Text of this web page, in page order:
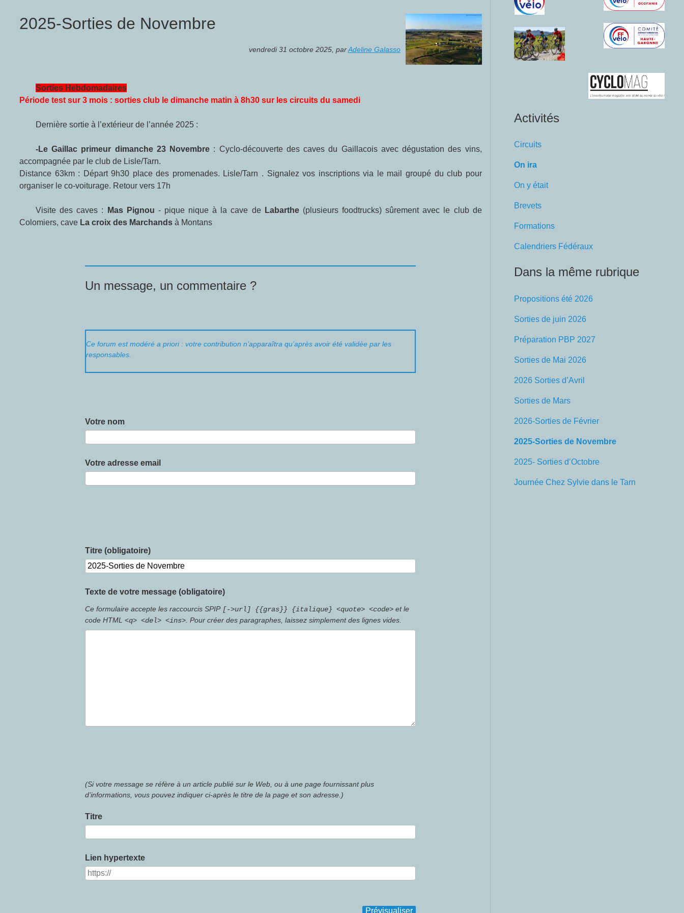
2025-Sorties de Novembre
vendredi 31 octobre 2025, parAdeline Galasso
Sorties Hebdomadaires
Période test sur 3 mois : sorties club le dimanche matin à 8h30 sur les circuits du samedi
Dernière sortie à l’extérieur de l’année 2025 :
-Le Gaillac primeur dimanche 23 Novembre : Cyclo-découverte des caves du Gaillacois avec dégustation des vins,
accompagnée par le club de Lisle/Tarn.
Distance 63km : Départ 9h30 place des promenades. Lisle/Tarn . Signalez vos inscriptions via le mail groupé du club pour
organiser le co-voiturage. Retour vers 17h
Visite des caves : Mas Pignou - pique nique à la cave de Labarthe(plusieurs foodtrucks) sûrement avec le club de
Colomiers, cave La croix des Marchands à Montans
Un message, un commentaire ?
Ce forum est modéré a priori : votre contribution n’apparaîtra qu’après avoir été validée par les
responsables.
Votre nom
Votre adresse email
Titre (obligatoire)
Texte de votre message (obligatoire)
Ce formulaire accepte les raccourcis SPIP [->url] {{gras}} {italique} <quote> <code> et le
code HTML<q> <del> <ins> . Pour créer des paragraphes, laissez simplement des lignes vides.
(Si votre message se réfère à un article publié sur le Web, ou à une page fournissant plus
d’informations, vous pouvez indiquer ci-après le titre de la page et son adresse.)
Titre
Lien hypertexte
Activités
Circuits
On ira
On y était
Brevets
Formations
Calendriers Fédéraux
Dans la même rubrique
Propositions été 2026
Sorties de juin 2026
Préparation PBP 2027
Sorties de Mai 2026
2026 Sorties d’Avril
Sorties de Mars
2026-Sorties de Février
2025-Sorties de Novembre
2025- Sorties d’Octobre
Journée Chez Sylvie dans le Tarn